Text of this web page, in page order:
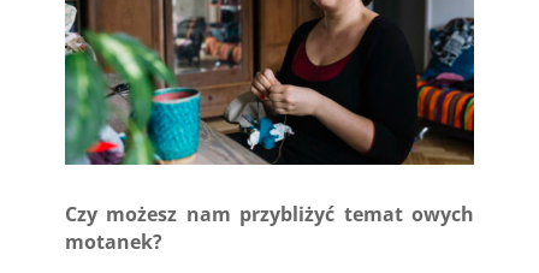
Czy możesz nam przybliżyć temat owych
motanek?